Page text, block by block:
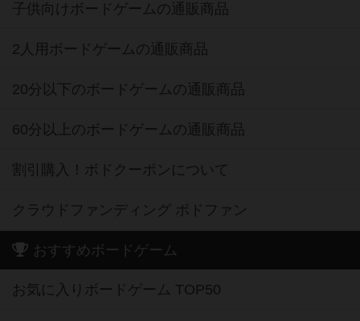
子供向けボードゲームの通販商品
2人用ボードゲームの通販商品
20分以下のボードゲームの通販商品
60分以上のボードゲームの通販商品
割引購入！ボドクーポンについて
クラウドファンディング ボドファン
おすすめボードゲーム
お気に入りボードゲーム TOP50